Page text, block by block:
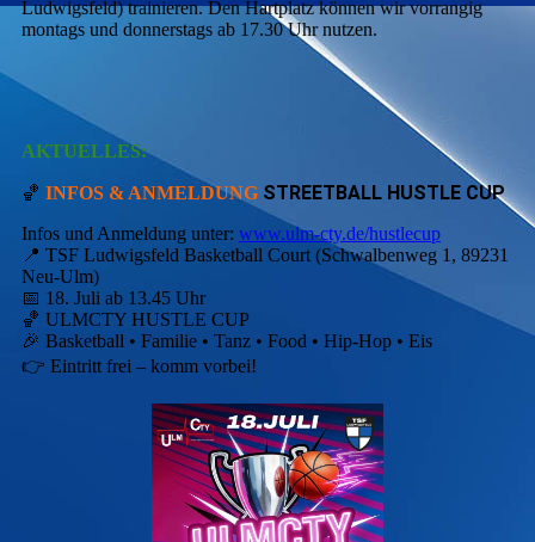
Ludwigsfeld) trainieren. Den Hartplatz können wir vorrangig
montags und donnerstags ab 17.30 Uhr nutzen.
AKTUELLES:
🏀 INFOS & ANMELDUNG STREETBALL HUSTLE CUP
Infos und Anmeldung unter: www.ulm-cty.de/hustlecup
📍 TSF Ludwigsfeld Basketball Court (Schwalbenweg 1, 89231
Neu-Ulm)
📅 18. Juli ab 13.45 Uhr
🏀 ULMCTY HUSTLE CUP
🎉 Basketball • Familie • Tanz • Food • Hip-Hop • Eis
👉 Eintritt frei – komm vorbei!